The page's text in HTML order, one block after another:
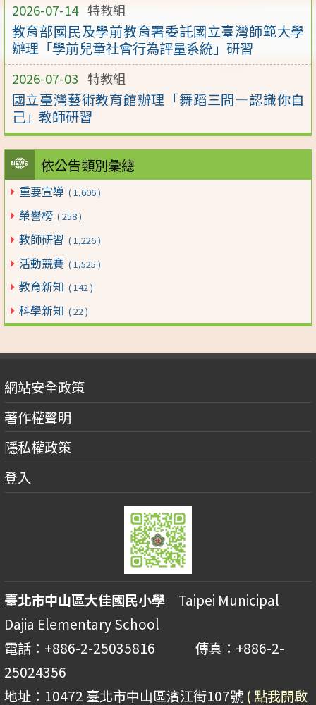
2026-07-14 特教組
教育部國民及學前教育署委託國立臺灣師範大學
辦理「學前兒童社會行為評量系統」研習
2026-07-03 特教組
國立臺灣藝術教育館辦理「舞蹈三問―認識你自
己」教師研習
依公告類別彙總
重要宣導 ( 1,606 )
榮譽榜 ( 258 )
教師研習 ( 1,226 )
活動競賽 ( 1,525 )
教育新知 ( 142 )
科學新知 ( 22 )
網站安全政策
著作權聲明
隱私權政策
登入
臺北市中山區大佳國民小學 Taipei Municipal
Dajia Elementary School
電話：+886-2-25035816 傳真：+886-2-
25024356
地址：10472 臺北市中山區濱江街107號 ( 點我開啟